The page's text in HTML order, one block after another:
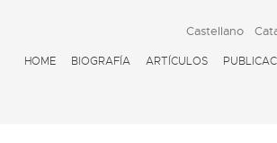
HOME BIOGRAFÍA ARTÍCULOS
Castellano